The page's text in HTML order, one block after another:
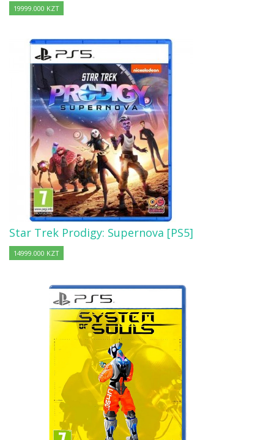
19999.000 KZT
Star Trek Prodigy: Supernova [PS5]
14999.000 KZT